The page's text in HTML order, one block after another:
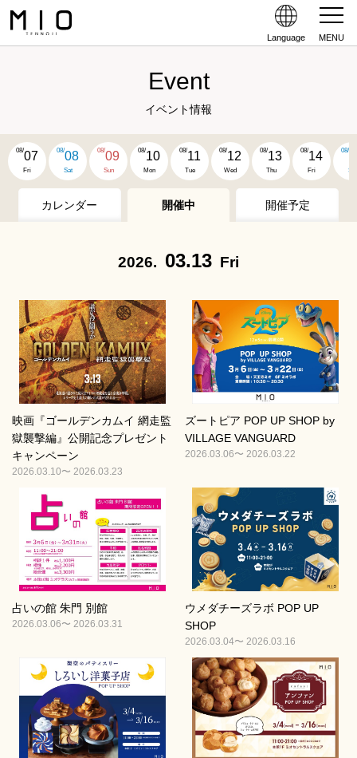
Language MENU
Event
イベント情報
08/07
Fri
08/08
Sat
08/09
Sun
08/10
Mon
08/11
Tue
08/12
Wed
08/13
Thu
08/14
Fri
08/
Sat
カレンダー 開催中 開催予定
2026. 03.13 Fri
映画『ゴールデンカムイ 網走監
獄襲撃編』公開記念プレゼント
キャンペーン
2026.03.10〜 2026.03.23
ズートピア POP UP SHOP by
VILLAGE VANGUARD
2026.03.06〜 2026.03.22
占いの館 朱門 別館
2026.03.06〜 2026.03.31
ウメダチーズラボ POP UP
SHOP
2026.03.04〜 2026.03.16